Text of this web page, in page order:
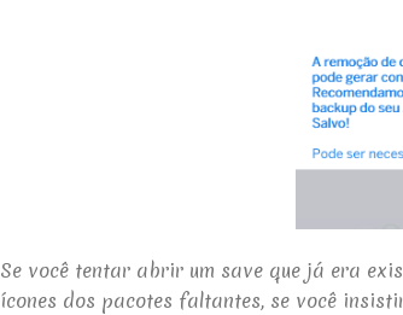
Se você tentar abrir um save que já era
ícones dos pacotes faltantes, se você